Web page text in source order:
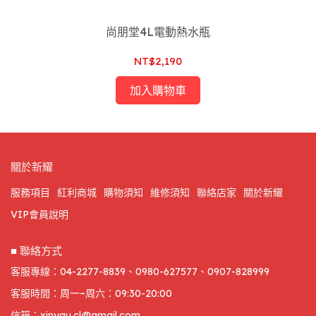
尚朋堂4L電動熱水瓶
NT$2,190
加入購物車
關於新耀
服務項目 紅利商城 購物須知 維修須知 聯絡店家
關於新耀
VIP會員說明
■ 聯絡方式
客服專線：04-2277-8839、0980-627577、0907-828999
客服時間：周一~周六：09:30-20:00